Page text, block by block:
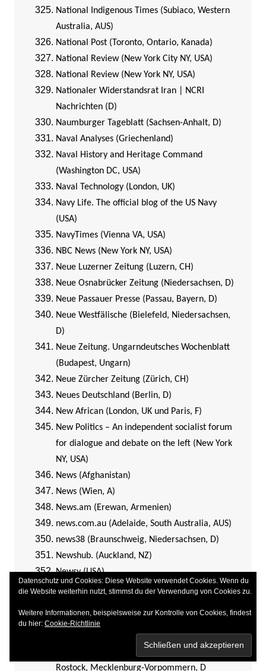
National Indigenous Times (Subiaco, Western
Australia, AUS)
National Post (Toronto, Ontario, Kanada)
National Review (New York City NY, USA)
National Review (New York NY, USA)
Nationaler Widerstandsrat Iran | NCRI
Nachrichten (D)
Naumburger Tageblatt (Sachsen-Anhalt, D)
Naval Analyses (Griechenland)
Naval History and Heritage Command
(Washington DC, USA)
Naval Technology (London, UK)
Navy Life. The official blog of the US Navy
(USA)
NavyTimes (Vienna VA, USA)
NBC News (New York NY, USA)
Neue Luzerner Zeitung (Luzern, CH)
Neue Osnabrücker Zeitung (Niedersachsen, D)
Neue Passauer Presse (Passau, Bayern, D)
Neue Westfälische (Bielefeld, Niedersachsen,
D)
Neue Zeitung. Ungarndeutsches Wochenblatt
(Budapest, Ungarn)
Neue Zürcher Zeitung (Zürich, CH)
Neues Deutschland (Berlin, D)
New African (London, UK und Paris, F)
New Politics – An independent socialist forum
for dialogue and debate on the left (New York
NY, USA)
News (Afghanistan)
News (Wien, A)
News.am (Erewan, Armenien)
news.com.au (Adelaide, South Australia, AUS)
news38 (Braunschweig, Niedersachsen, D)
Newshub. (Auckland, NZ)
Newsy (USA)
Next Gov (Washington DC, USA)
Nikkei Asian Review (Tokio, Japan)
NNA Business News (Tokio, Japan)
NNN (= Norddeutsche Neueste Nachrichten;
Rostock, Mecklenburg-Vorpommern, D
Datenschutz und Cookies: Diese Website verwendet Cookies. Wenn du
die Website weiterhin nutzt, stimmst du der Verwendung von Cookies zu.
Weitere Informationen, beispielsweise zur Kontrolle von Cookies, findest
du hier: Cookie-Richtlinie